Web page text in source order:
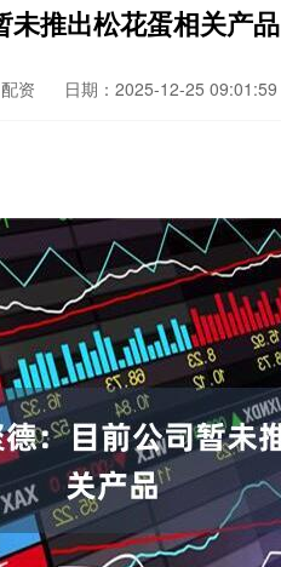
未推出松花蛋相关产品
资 日期：2025-12-25 09:01:59